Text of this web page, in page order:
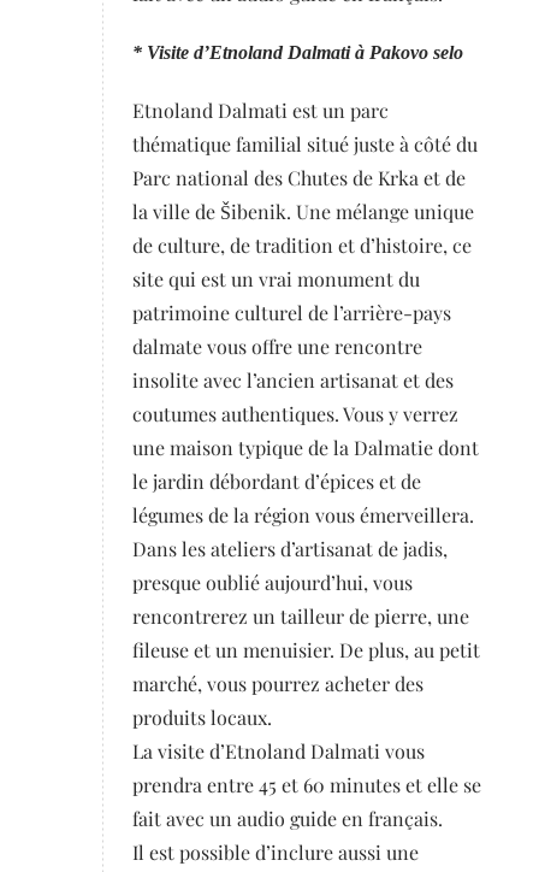
* Visite d’Etnoland Dalmati à Pakovo selo
Etnoland Dalmati est un parc
thématique familial situé juste à côté du
Parc national des Chutes de Krka et de
la ville de Šibenik. Une mélange unique
de culture, de tradition et d’histoire, ce
site qui est un vrai monument du
patrimoine culturel de l’arrière-pays
dalmate vous offre une rencontre
insolite avec l’ancien artisanat et des
coutumes authentiques. Vous y verrez
une maison typique de la Dalmatie dont
le jardin débordant d’épices et de
légumes de la région vous émerveillera.
Dans les ateliers d’artisanat de jadis,
presque oublié aujourd’hui, vous
rencontrerez un tailleur de pierre, une
fileuse et un menuisier. De plus, au petit
marché, vous pourrez acheter des
produits locaux.
La visite d’Etnoland Dalmati vous
prendra entre 45 et 60 minutes et elle se
fait avec un audio guide en français.
Il est possible d’inclure aussi une